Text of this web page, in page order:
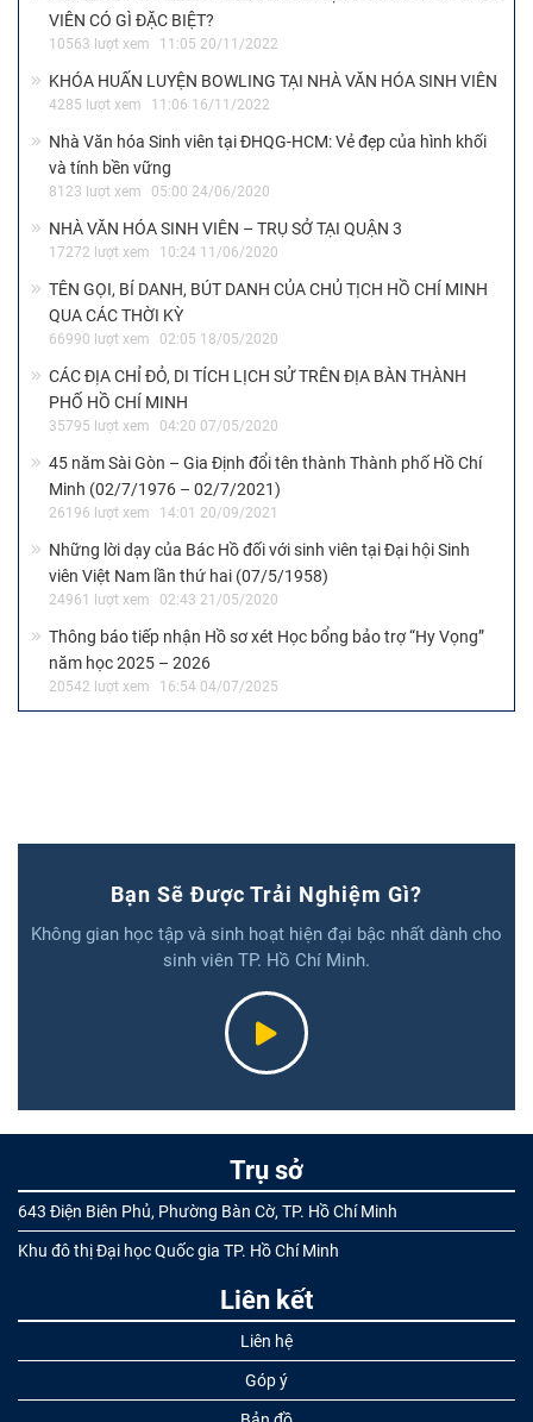
BOWLING
4887 lượt xem 09:09 08/03/2023
Ngày hội Sức trẻ Sinh viên TP.HCM năm 2023: Sẽ thu hút và
hấp dẫn
TUỔI TRẺ VỚI VĂN HOÁ TRUYỀN THỐNG CÙNG KHÔNG
GIAN TRIỂN LÃM 54 DÂN TỘC VIỆT NAM ĐỘC ĐÁO
SÂN BÓNG NHÀ VĂN HÓA SINH VIÊN – ĐIỂM HẸN CHO SINH
VIÊN YÊU THÍCH THỂ THAO
6581 lượt xem 14:49 12/12/2022
KHÁM PHÁ TRUNG TÂM THỂ THAO ĐIỆN TỬ TẠI NHÀ VĂN
HÓA SINH VIÊN TP.HCM
4701 lượt xem 10:39 07/12/2022
AMAZINGYM – CLB FITNESS & GYM TẠI NHÀ VĂN HÓA SINH
10563 lượt xem 11:05 20/11/2022
KHÓA HUẤN LUYỆN BOWLING TẠI NHÀ VĂN HÓA SINH VIÊN
Nhà Văn hóa Sinh viên tại ĐHQG-HCM: Vẻ đẹp của hình khối
và tính bền vững
NHÀ VĂN HÓA SINH VIÊN – TRỤ SỞ TẠI QUẬN 3
17272 lượt xem 10:24 11/06/2020
TÊN GỌI, BÍ DANH, BÚT DANH CỦA CHỦ TỊCH HỒ CHÍ MINH
45 năm Sài Gòn – Gia Định đổi tên thành Thành phố Hồ Chí
26196 lượt xem 14:01 20/09/2021
viên Việt Nam lần thứ hai (07/5/1958)
02:43 21/05/2020
Thông báo tiếp nhận Hồ sơ xét Học bổng bảo trợ “Hy Vọng”
20542 lượt xem 16:54 04/07/2025
Bạn Sẽ Được Trải Nghiệm Gì?
Không gian học tập và sinh hoạt hiện đại bậc nhất dành cho
sinh viên TP. Hồ Chí Minh.